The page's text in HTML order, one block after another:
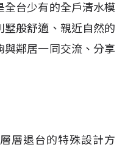
全台少有的全戶清水模
般舒適、親近自然的
鄰居一同交流、分享
層退台的特殊設計方